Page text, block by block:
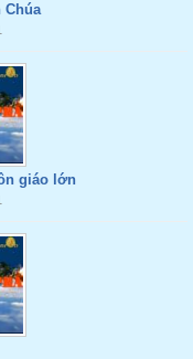
Chúa
giáo lớn